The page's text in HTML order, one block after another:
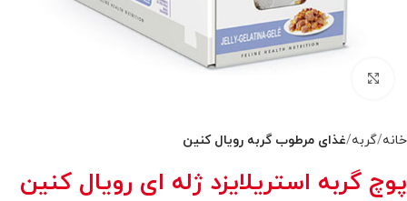
خانه گربه غذای مرطوب گربه رویال کنین
پوچ گربه استریلایزد ژله ای رویال کنین